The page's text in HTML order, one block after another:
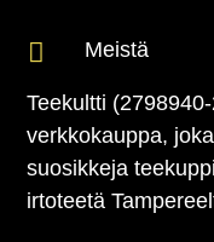
 Meistä
Teekultti
verkkokauppa,
suosikkeja
irtoteetä